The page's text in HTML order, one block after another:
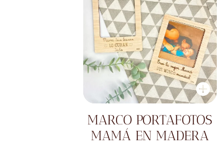
MARCO PORTAFOTOS
MAMÁ EN MADERA